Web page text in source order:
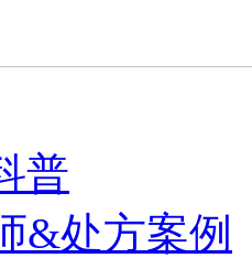
普
&处方案例